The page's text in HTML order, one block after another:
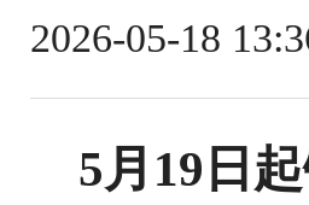
2026-05-18
5月19日